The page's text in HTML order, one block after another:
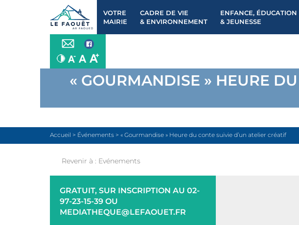
VOTRE
MAIRIE
CADRE DE VIE
& ENVIRONNEMENT
ENFANCE, ÉDUCATION
& JEUNESSE
« GOURMANDISE » HEURE
Accueil > Événements > « Gourmandise » Heure du conte suivie d’un atelier créatif
Revenir à : Evénements
GRATUIT, SUR INSCRIPTION AU 02-
97-23-15-39 OU
MEDIATHEQUE@LEFAOUET.FR